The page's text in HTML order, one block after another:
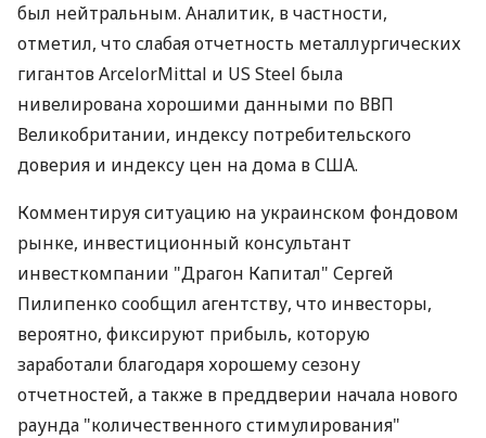
был нейтральным. Аналитик, в частности,
отметил, что слабая отчетность металлургических
гигантов ArcelorMittal и US Steel была
нивелирована хорошими данными по ВВП
Великобритании, индексу потребительского
доверия и индексу цен на дома в США.
Комментируя ситуацию на украинском фондовом
рынке, инвестиционный консультант
инвесткомпании "Драгон Капитал" Сергей
Пилипенко сообщил агентству, что инвесторы,
вероятно, фиксируют прибыль, которую
заработали благодаря хорошему сезону
отчетностей, а также в преддверии начала нового
раунда "количественного стимулирования"